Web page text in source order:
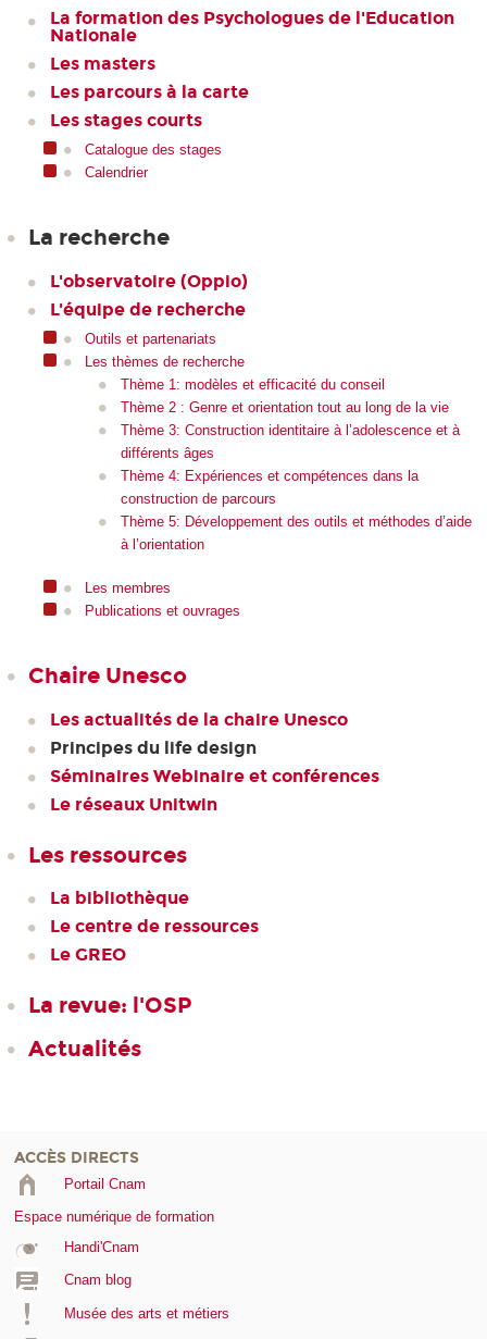
La formation des Psychologues de l'Education
Nationale
Les masters
Les parcours à la carte
Les stages courts
Catalogue des stages
Calendrier
La recherche
L'observatoire (Oppio)
L'équipe de recherche
Outils et partenariats
Les thèmes de recherche
Thème 1: modèles et efficacité du conseil
Thème 2 : Genre et orientation tout au long de la vie
Thème 3: Construction identitaire à l’adolescence et à
différents âges
Thème 4: Expériences et compétences dans la
construction de parcours
Thème 5: Développement des outils et méthodes d’aide
à l’orientation
Les membres
Publications et ouvrages
Chaire Unesco
Les actualités de la chaire Unesco
Principes du life design
Séminaires Webinaire et conférences
Le réseaux Unitwin
Les ressources
La bibliothèque
Le centre de ressources
Le GREO
La revue: l'OSP
Actualités
ACCÈS DIRECTS
Portail Cnam
Espace numérique de formation
Handi'Cnam
Cnam blog
Musée des arts et métiers